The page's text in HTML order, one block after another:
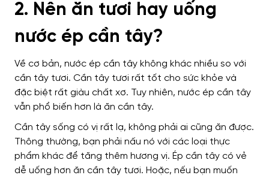
2. Nên ăn tươi hay uống
nước ép cần tây?
Về cơ bản, nước ép cần tây không khác nhiều so với
cần tây tươi. Cần tây tươi rất tốt cho sức khỏe và
đặc biệt rất giàu chất xơ. Tuy nhiên, nước ép cần tây
vẫn phổ biến hơn là ăn cần tây.
Cần tây sống có vị rất lạ, không phải ai cũng ăn được.
Thông thường, bạn phải nấu nó với các loại thực
phẩm khác để tăng thêm hương vị. Ép cần tây có vẻ
dễ uống hơn ăn cần tây tươi. Hoặc, nếu bạn muốn